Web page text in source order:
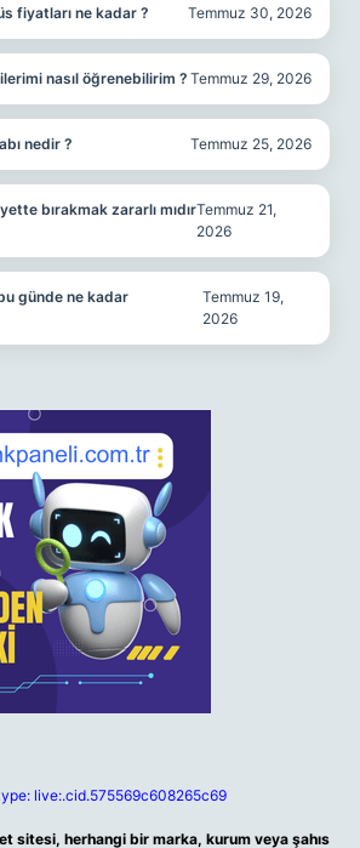
fiyatları ne kadar ? Temmuz 30, 2026
nasıl öğrenebilirim ? Temmuz 29, 2026
nedir ? Temmuz 25, 2026
bırakmak zararlı mıdırTemmuz 21,
2026
günde ne kadar
Temmuz 19,
2026
live:.cid.575569c608265c69
sitesi, herhangi bir marka, kurum veya şahıs